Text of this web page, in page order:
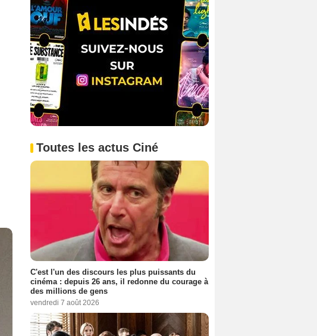
Toutes les actus Ciné
C'est l'un des discours les plus puissants du
cinéma : depuis 26 ans, il redonne du courage à
des millions de gens
vendredi 7 août 2026